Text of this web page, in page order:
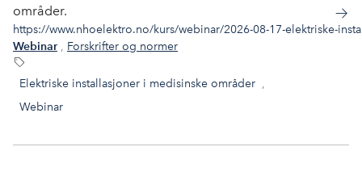
områder.
https://www.nhoelektro.no/kurs/webinar/2026-08-17-elektriske-
Webinar , Forskrifter og normer
Elektriske installasjoner i medisinske områder ,
Webinar